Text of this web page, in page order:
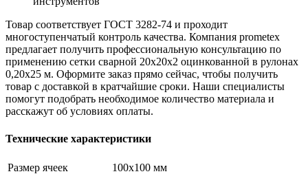
Товар соответствует ГОСТ 3282-74 и проходит
многоступенчатый контроль качества. Компания prometex
предлагает получить профессиональную консультацию по
применению сетки сварной 20х20x2 оцинкованной в рулонах
0,20х25 м. Оформите заказ прямо сейчас, чтобы получить
товар с доставкой в кратчайшие сроки. Наши специалисты
помогут подобрать необходимое количество материала и
расскажут об условиях оплаты.
Технические характеристики
Размер ячеек
100х100 мм